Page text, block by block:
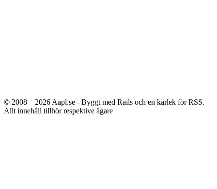
© 2008 – 2026 Aapl.se - Byggt med Rails och en kärlek för RSS.
Allt innehåll tillhör respektive ägare